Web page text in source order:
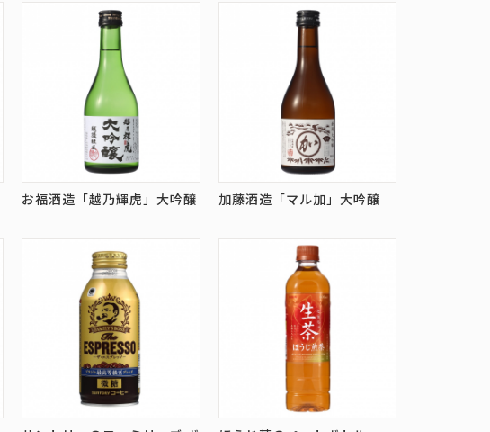
お福酒造「越乃輝虎」大吟醸 加藤酒造「マル加」大吟醸